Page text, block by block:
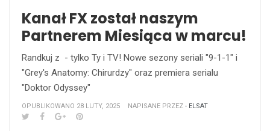
Kanał FX został naszym
Partnerem Miesiąca w marcu!
Randkuj z - tylko Ty i TV! Nowe sezony seriali "9-1-1" i
"Grey's Anatomy: Chirurdzy" oraz premiera serialu
"Doktor Odyssey"
OPUBLIKOWANO 28 LUTY, 2025 NAPISANE PRZEZ - ELSAT